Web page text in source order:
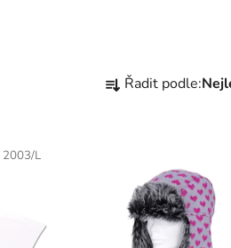
Řazení
Řadit podle:
2003/L